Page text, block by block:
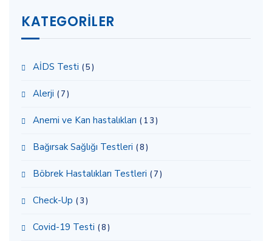
KATEGORILER
AİDS Testi (5)
Alerji (7)
Anemi ve Kan hastalıkları (13)
Bağırsak Sağlığı Testleri (8)
Böbrek Hastalıkları Testleri (7)
Check-Up (3)
Covid-19 Testi (8)